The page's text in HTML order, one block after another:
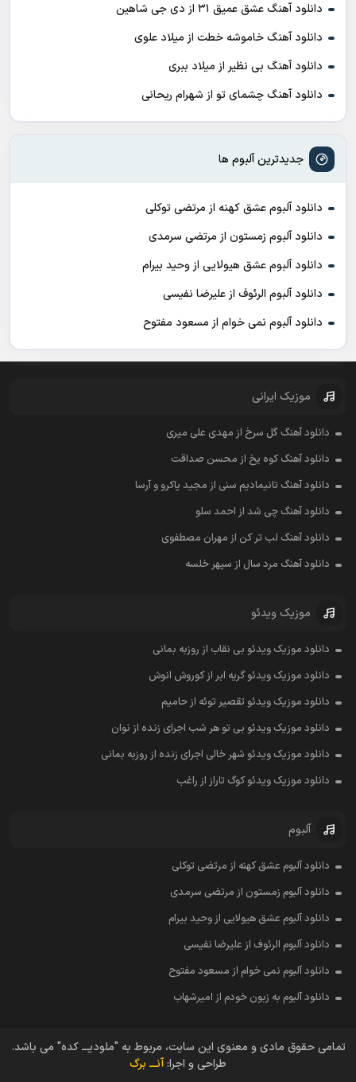
دانلود آهنگ عشق عمیق ۳۱ از دی جی شاهین
دانلود آهنگ خاموشه خطت از میلاد علوی
دانلود آهنگ بی نظیر از میلاد ببری
دانلود آهنگ چشمای تو از شهرام ریحانی
جدیدترین آلبوم ها
دانلود آلبوم عشق کهنه از مرتضی توکلی
دانلود آلبوم زمستون از مرتضی سرمدی
دانلود آلبوم عشق هیولایی از وحید بیرام
دانلود آلبوم الرئوف از علیرضا نفیسی
دانلود آلبوم نمی خوام از مسعود مفتوح
موزیک ایرانی
دانلود آهنگ گل سرخ از مهدی علی میری
دانلود آهنگ کوه یخ از محسن صداقت
دانلود آهنگ تانیمادیم سنی از مجید پاکرو و آرسا
دانلود آهنگ چی شد از احمد سلو
دانلود آهنگ لب تر کن از مهران مصطفوی
دانلود آهنگ مرد سال از سپهر خلسه
موزیک ویدئو
دانلود موزیک ویدئو بی نقاب از روزبه بمانی
دانلود موزیک ویدئو گریه ابر از کوروش انوش
دانلود موزیک ویدئو تقصیر توئه از حامیم
دانلود موزیک ویدئو بی تو هر شب اجرای زنده از نوان
دانلود موزیک ویدئو شهر خالی اجرای زنده از روزبه بمانی
دانلود موزیک ویدئو کوگ تاراز از راغب
آلبوم
دانلود آلبوم عشق کهنه از مرتضی توکلی
دانلود آلبوم زمستون از مرتضی سرمدی
دانلود آلبوم عشق هیولایی از وحید بیرام
دانلود آلبوم الرئوف از علیرضا نفیسی
دانلود آلبوم نمی خوام از مسعود مفتوح
دانلود آلبوم به زبون خودم از امیرشهاب
تمامی حقوق مادی و معنوی این سایت، مربوط به "ملودیـــ کده" می باشد.
طراحی و اجرا:آنـــ برگ